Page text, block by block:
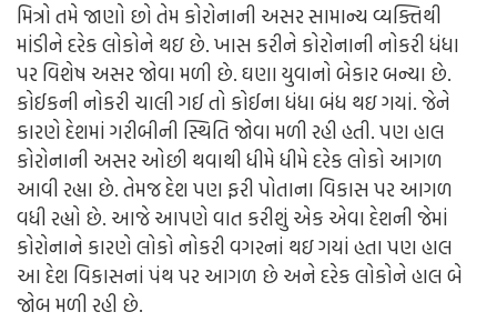
મિત્રો તમે જાણો છો તેમ કોરોનાની અસર સામાન્ય વ્યક્તિથી
માંડીને દરેક લોકોને થઇ છે. ખાસ કરીને કોરોનાની નોકરી ધંધા
પર વિશેષ અસર જોવા મળી છે. ઘણા યુવાનો બેકાર બન્યા છે.
કોઈકની નોકરી ચાલી ગઈ તો કોઈના ધંધા બંધ થઇ ગયાં. જેને
કારણે દેશમાં ગરીબીની સ્થિતિ જોવા મળી રહી હતી. પણ હાલ
કોરોનાની અસર ઓછી થવાથી ધીમે ધીમે દરેક લોકો આગળ
આવી રહ્યા છે. તેમજ દેશ પણ ફરી પોતાના વિકાસ પર આગળ
વધી રહ્યો છે. આજે આપણે વાત કરીશું એક એવા દેશની જેમાં
કોરોનાને કારણે લોકો નોકરી વગરનાં થઇ ગયાં હતા પણ હાલ
આ દેશ વિકાસનાં પંથ પર આગળ છે અને દરેક લોકોને હાલ બે
જોબ મળી રહી છે.